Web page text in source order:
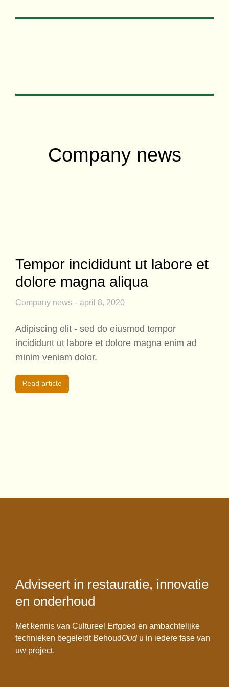
Company news
Tempor incididunt ut labore et
dolore magna aliqua
Company news april 8, 2020
Adipiscing elit - sed do eiusmod tempor
incididunt ut labore et dolore magna enim ad
minim veniam dolor.
Read article
Adviseert in restauratie, innovatie
en onderhoud
Met kennis van Cultureel Erfgoed en ambachtelijke
technieken begeleidt BehoudOudu in iedere fase van
uw project.